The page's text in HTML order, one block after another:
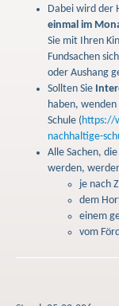
Dabei wird der
einmal im
Sie mit Ihren
Fundsachen
oder Aushang
Sollten Sie
haben, wenden
Schule (https://
nachhaltige-
Alle Sachen,
werden,
je nach
dem
einem
vom